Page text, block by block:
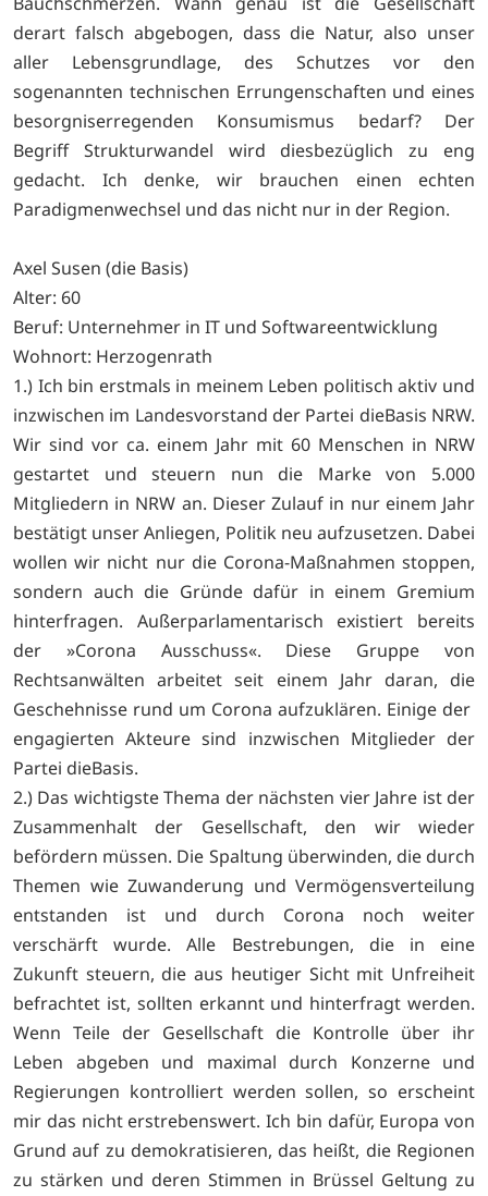
derart falsch abgebogen, dass die Natur, also unser
aller Lebensgrundlage, des Schutzes vor den
sogenannten technischen Errungenschaften und eines
besorgniserregenden Konsumismus bedarf? Der
Begriff Strukturwandel wird diesbezüglich zu eng
gedacht. Ich denke, wir brauchen einen echten
Paradigmenwechsel und das nicht nur in der Region.
Axel Susen (die Basis)
Alter: 60
Beruf: Unternehmer in IT und Softwareentwicklung
Wohnort: Herzogenrath
1.) Ich bin erstmals in meinem Leben politisch aktiv und
inzwischen im Landesvorstand der Partei dieBasis NRW.
Wir sind vor ca. einem Jahr mit 60 Menschen in NRW
gestartet und steuern nun die Marke von 5.000
Mitgliedern in NRW an. Dieser Zulauf in nur einem Jahr
bestätigt unser Anliegen, Politik neu aufzusetzen. Dabei
wollen wir nicht nur die Corona-Maßnahmen stoppen,
sondern auch die Gründe dafür in einem Gremium
hinterfragen. Außerparlamentarisch existiert bereits
der »Corona Ausschuss«. Diese Gruppe von
Rechtsanwälten arbeitet seit einem Jahr daran, die
Geschehnisse rund um Corona aufzuklären. Einige der
engagierten Akteure sind inzwischen Mitglieder der
Partei dieBasis.
2.) Das wichtigste Thema der nächsten vier Jahre ist der
Zusammenhalt der Gesellschaft, den wir wieder
befördern müssen. Die Spaltung überwinden, die durch
Themen wie Zuwanderung und Vermögensverteilung
entstanden ist und durch Corona noch weiter
verschärft wurde. Alle Bestrebungen, die in eine
Zukunft steuern, die aus heutiger Sicht mit Unfreiheit
befrachtet ist, sollten erkannt und hinterfragt werden.
Wenn Teile der Gesellschaft die Kontrolle über ihr
Leben abgeben und maximal durch Konzerne und
Regierungen kontrolliert werden sollen, so erscheint
mir das nicht erstrebenswert. Ich bin dafür, Europa von
Grund auf zu demokratisieren, das heißt, die Regionen
zu stärken und deren Stimmen in Brüssel Geltung zu